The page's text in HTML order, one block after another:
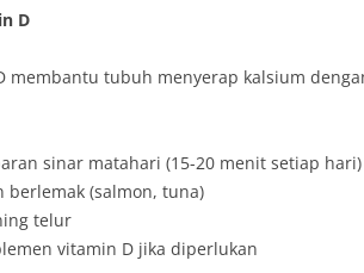
D
membantu tubuh menyerap kalsium
sinar matahari (15-20 menit setiap hari)
berlemak (salmon, tuna)
telur
vitamin D jika diperlukan